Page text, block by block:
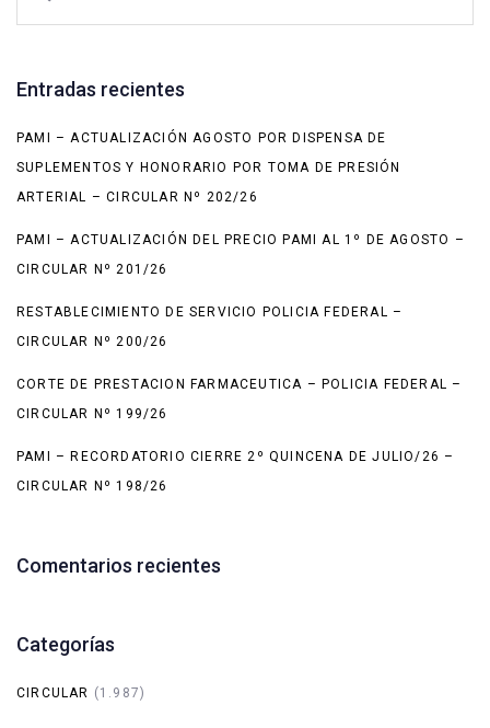
Entradas recientes
PAMI – ACTUALIZACIÓN AGOSTO POR DISPENSA DE
SUPLEMENTOS Y HONORARIO POR TOMA DE PRESIÓN
ARTERIAL – CIRCULAR Nº 202/26
PAMI – ACTUALIZACIÓN DEL PRECIO PAMI AL 1º DE AGOSTO –
CIRCULAR Nº 201/26
RESTABLECIMIENTO DE SERVICIO POLICIA FEDERAL –
CIRCULAR Nº 200/26
CORTE DE PRESTACION FARMACEUTICA – POLICIA FEDERAL –
CIRCULAR Nº 199/26
PAMI – RECORDATORIO CIERRE 2º QUINCENA DE JULIO/26 –
CIRCULAR Nº 198/26
Comentarios recientes
Categorías
CIRCULAR (1.987)